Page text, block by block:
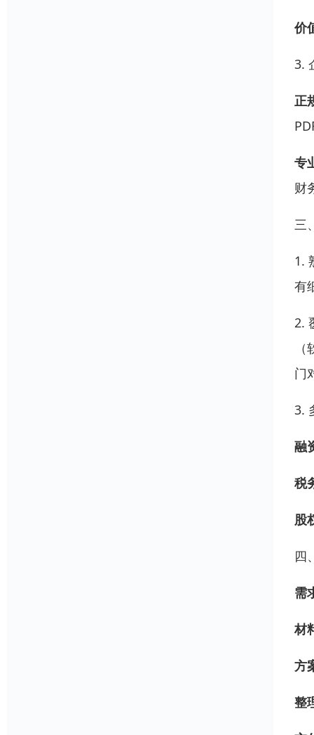
价
3.
正
专
财
三
1.
有
2.
门
3.
融
税
股
四
需
材
方
整